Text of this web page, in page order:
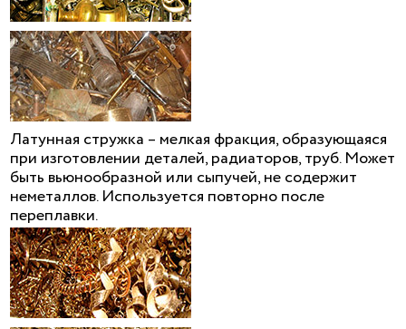
Латунная стружка – мелкая фракция, образующаяся
при изготовлении деталей, радиаторов, труб. Может
быть вьюнообразной или сыпучей, не содержит
неметаллов. Используется повторно после
переплавки.